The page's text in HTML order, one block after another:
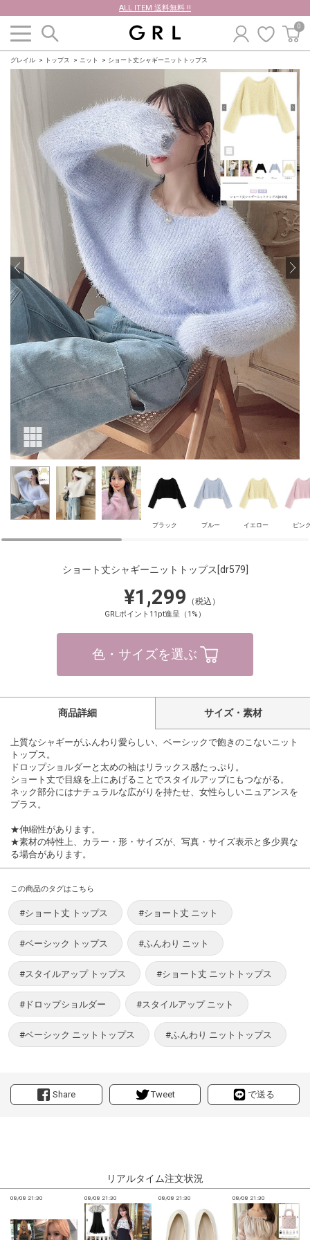
ALL ITEM 送料無料 !!
0
グレイル トップス ニット ショート丈シャギーニットトップス
ブラック ブルー イエロー ピン
ショート丈シャギーニットトップス [dr579]
¥1,299 （税込）
GRLポイント11pt進呈（1%）
色・サイズを選ぶ
Share Tweet で送る
商品詳細 サイズ・素材
上質なシャギーがふんわり愛らしい、ベーシックで飽きのこないニット
トップス。
ドロップショルダーと太めの袖はリラックス感たっぷり。
ショート丈で目線を上にあげることでスタイルアップにもつながる。
ネック部分にはナチュラルな広がりを持たせ、女性らしいニュアンスを
プラス。
★伸縮性があります。
★素材の特性上、カラー・形・サイズが、写真・サイズ表示と多少異な
る場合があります。
この商品のタグはこちら
#ショート丈 トップス #ショート丈 ニット
#ベーシック トップス #ふんわり ニット
#スタイルアップ トップス #ショート丈 ニットトップス
#ドロップショルダー #スタイルアップ ニット
#ベーシック ニットトップス #ふんわり ニットトップス
リアルタイム注文状況
08/08 21:30 08/08 21:30 08/08 21:30 08/08 21:30